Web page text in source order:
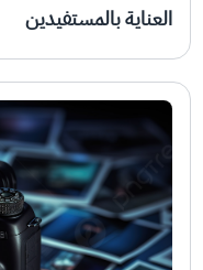
العناية بالمستفيدين